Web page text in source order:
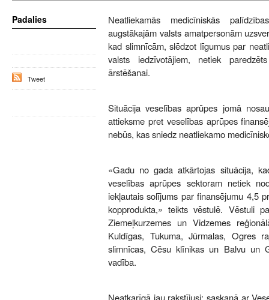
Neatliekamās medicīniskās
augstākajām valsts amatpersonām
kad slimnīcām, slēdzot līgumus par
valsts iedzīvotājiem, netiek
ārstēšanai.
Situācija veselības aprūpes jomā
attieksme pret veselības aprūpes
nebūs, kas sniedz neatliekamo
«Gadu no gada atkārtojas situācija,
veselības aprūpes sektoram netiek
iekļautais solījums par finansējumu 4,5
kopprodukta,» teikts vēstulē. Vēstuli
Ziemeļkurzemes un Vidzemes
Kuldīgas, Tukuma, Jūrmalas, Ogres
slimnīcas, Cēsu klīnikas un Balvu un
vadība.
Neatkarīgā jau rakstījusi: saskaņā ar
Padalies
Tweet